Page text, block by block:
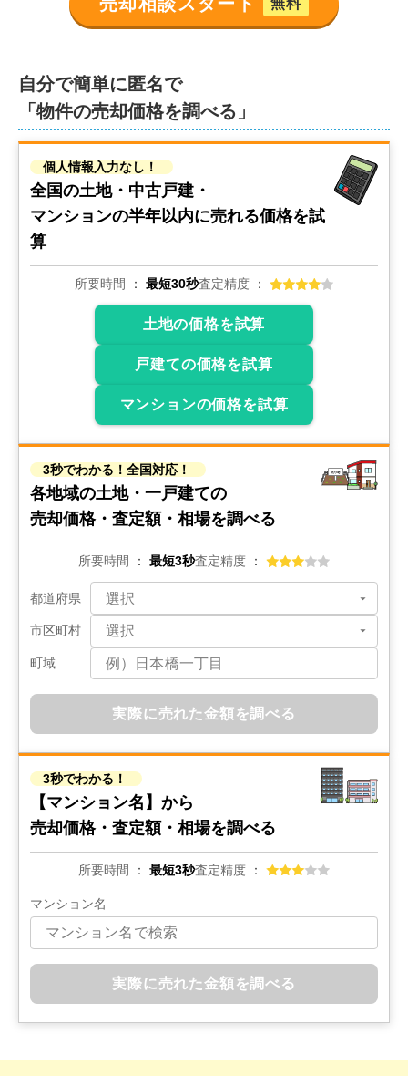
売却相談スタート 無料
自分で簡単に匿名で
「物件の売却価格を調べる」
個人情報入力なし！
全国の土地・中古戸建・
マンションの半年以内に売れる価格を試
算
所要時間 最短30秒査定精度
土地の価格を試算
戸建ての価格を試算
マンションの価格を試算
3秒でわかる！全国対応！
各地域の土地・一戸建ての
売却価格・査定額・相場を調べる
所要時間 最短3秒査定精度
都道府県
市区町村
町域
実際に売れた金額を調べる
3秒でわかる！
【マンション名】から
売却価格・査定額・相場を調べる
所要時間 最短3秒査定精度
マンション名
実際に売れた金額を調べる